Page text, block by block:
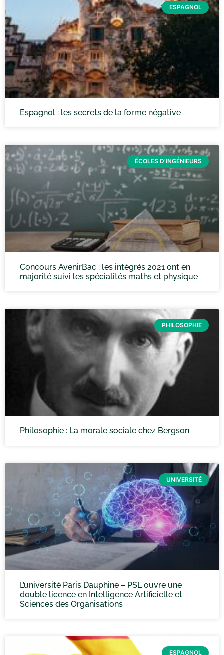
ESPAGNOL
Espagnol : les secrets de la forme négative
ÉCOLES D'INGÉNIEURS
Concours AvenirBac : les intégrés 2021 ont en
majorité suivi les spécialités maths et physique
PHILOSOPHIE
Philosophie : La morale sociale chez Bergson
UNIVERSITÉ
L’université Paris Dauphine – PSL ouvre une
double licence en Intelligence Artificielle et
Sciences des Organisations
ESPAGNOL